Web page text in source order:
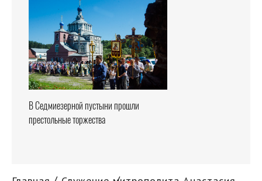
В Седмиезерной пустыни прошли
престольные торжества